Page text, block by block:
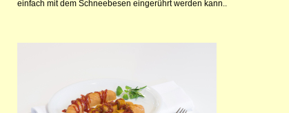
einfach mit dem Schneebesen eingerührt werden kann..